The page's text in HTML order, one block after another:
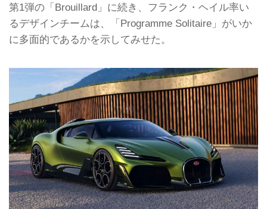
第1弾の「Brouillard」に続き、フランク・ヘイル率い
るデザインチームは、「Programme Solitaire」がいか
に多面的であるかを示してみせた。